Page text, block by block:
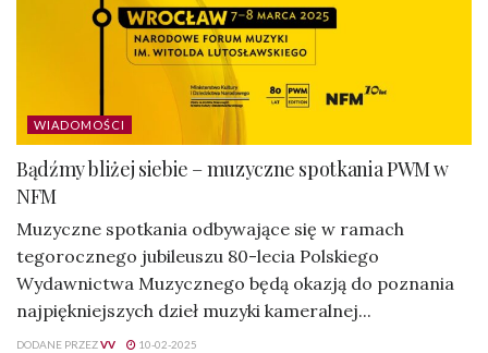
WIADOMOŚCI
Bądźmy bliżej siebie – muzyczne spotkania PWM w
NFM
Muzyczne spotkania odbywające się w ramach
tegorocznego jubileuszu 80-lecia Polskiego
Wydawnictwa Muzycznego będą okazją do poznania
najpiękniejszych dzieł muzyki kameralnej...
DODANE PRZEZVV 10-02-2025